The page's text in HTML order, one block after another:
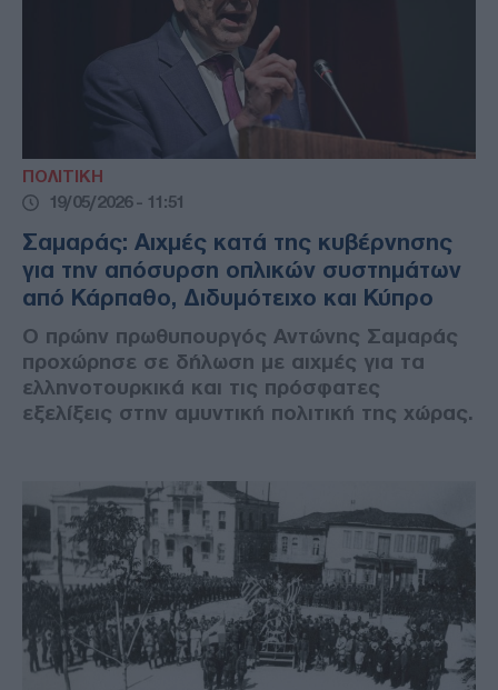
ΠΟΛΙΤΙΚΗ
19/05/2026 - 11:51
Σαμαράς: Αιχμές κατά της κυβέρνησης
για την απόσυρση οπλικών συστημάτων
από Κάρπαθο, Διδυμότειχο και Κύπρο
Ο πρώην πρωθυπουργός Αντώνης Σαμαράς
προχώρησε σε δήλωση με αιχμές για τα
ελληνοτουρκικά και τις πρόσφατες
εξελίξεις στην αμυντική πολιτική της χώρας.